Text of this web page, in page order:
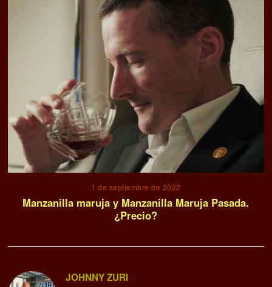
1 de septiembre de 2022
Manzanilla maruja y Manzanilla Maruja Pasada.
¿Precio?
JOHNNY ZURI